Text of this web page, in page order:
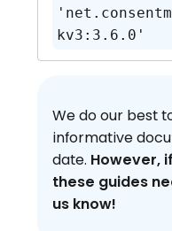
kv3:3.6.0'
We do our best
informative
date. However,
these guides
us know!